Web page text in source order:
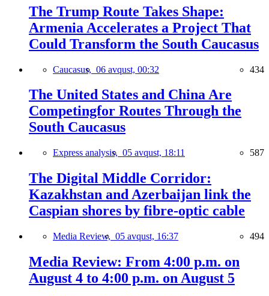
The Trump Route Takes Shape:
Armenia Accelerates a Project That
Could Transform the South Caucasus
Caucasus, 06 avqust, 00:32 434
The United States and China Are
Competingfor Routes Through the
South Caucasus
Express analysis, 05 avqust, 18:11 587
The Digital Middle Corridor:
Kazakhstan and Azerbaijan link the
Caspian shores by fibre-optic cable
Media Review, 05 avqust, 16:37 494
Media Review: From 4:00 p.m. on
August 4 to 4:00 p.m. on August 5